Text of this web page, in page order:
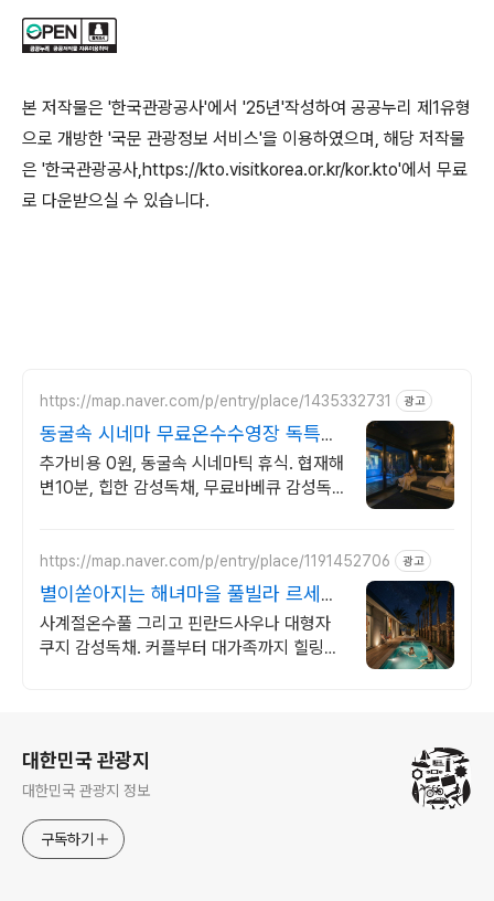
본 저작물은 '한국관광공사'에서 '25년'작성하여 공공누리 제1유형
으로 개방한 '국문 관광정보 서비스'을 이용하였으며, 해당 저작물
은 '한국관광공사,https://kto.visitkorea.or.kr/kor.kto'에서 무료
로 다운받으실 수 있습니다.
https://map.naver.com/p/entry/place/1435332731 광고
동굴속 시네마 무료온수수영장 독특하
고 아늑한 나만의아지트
추가비용 0원, 동굴속 시네마틱 휴식. 협재해
변10분, 힙한 감성독채, 무료바베큐 감성독
https://map.naver.com/p/entry/place/1191452706 광고
별이쏟아지는 해녀마을 풀빌라 르세라
핌도 다녀간 감성풀빌라
사계절온수풀 그리고 핀란드사우나 대형자
쿠지 감성독채. 커플부터 대가족까지 힐링숙
대한민국 관광지
대한민국 관광지 정보
구독하기